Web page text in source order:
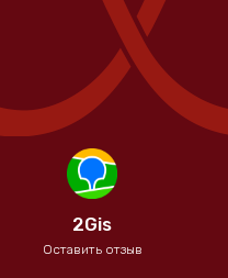
2Gis
Оставить отзыв